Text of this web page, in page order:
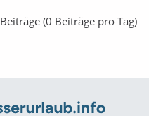
(0 Beiträge pro Tag)